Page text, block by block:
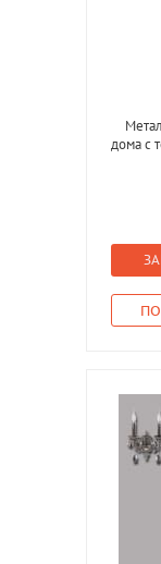
дома с